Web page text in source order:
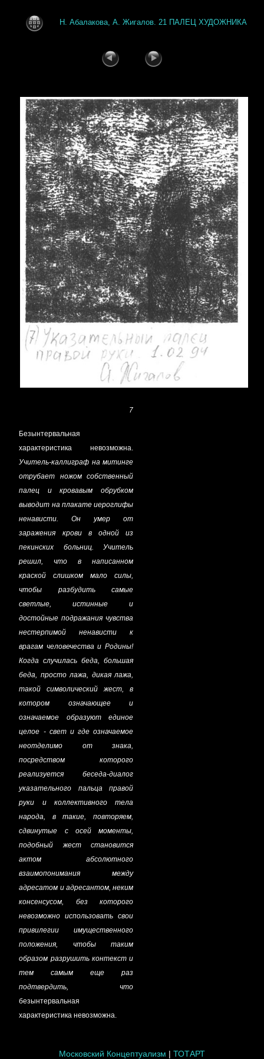
Н. Абалакова, А. Жигалов. 21 ПАЛЕЦ ХУДОЖНИКА
7
Безынтервальная
характеристика невозможна.
Учитель-каллиграф на митинге
отрубает ножом собственный
палец и кровавым обрубком
выводит на плакате иероглифы
ненависти. Он умер от
заражения крови в одной из
пекинских больниц. Учитель
решил, что в написанном
краской слишком мало силы,
чтобы разбудить самые
светлые, истинные и
достойные подражания чувства
нестерпимой ненависти к
врагам человечества и Родины!
Когда случилась беда, большая
беда, просто лажа, дикая лажа,
такой символический жест, в
котором означающее и
означаемое образуют единое
целое - свет и где означаемое
неотделимо от знака,
посредством которого
реализуется беседа-диалог
указательного пальца правой
руки и коллективного тела
народа, в такие, повторяем,
сдвинутые с осей моменты,
подобный жест становится
актом абсолютного
взаимопонимания между
адресатом и адресантом, неким
консенсусом, без которого
невозможно использовать свои
привилегии имущественного
положения, чтобы таким
образом разрушить контекст и
тем самым еще раз
подтвердить, что
безынтервальная
характеристика невозможна.
Московский Концептуализм | ТОТАРТ